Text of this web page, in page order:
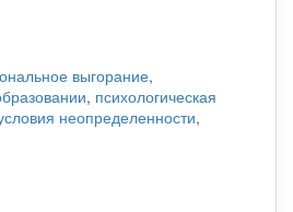
выгорание,
, психологическая
неопределенности,